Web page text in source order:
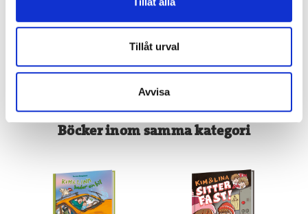
Tillåt urval
Avvisa
Böcker inom samma kategori